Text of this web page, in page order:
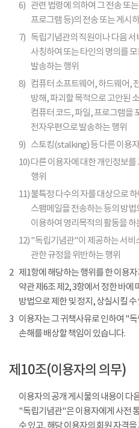
6) 관련 법령에 의하여 그 전송 또
프로그램 등)의 전송 또는 게시
7) 독립기념관의 직원이나 다음
사칭하여 또는 타인의 명의를
발송하는 행위
8) 컴퓨터 소프트웨어, 하드웨어,
방해, 파괴할 목적으로 고안된
컴퓨터 코드, 파일, 프로그램을
전자우편으로 발송하는 행위
9) 스토킹(stalking) 등 다른 이용
10)다른 이용자에 대한 개인정보
행위
11)불특정 다수의 자를 대상으로
스팸메일을 전송하는 등의 방
이용하여 영리목적의 활동을 하
12)"독립기념관"이 제공하는 서비
관한 규정을 위반하는 행위
2 제1항에 해당하는 행위를 한 이용
약관 제6조 제2, 3항에서 정한 바에
방법으로 제한 및 정지, 상실시킬 수
3 이용자는 그 귀책사유로 인하여 "
손해를 배상할 책임이 있습니다.
제10조(이용자의 의무)
이용자의 공개 게시물의 내용이 다
"독립기념관"은 이용자에게 사전
수 있고, 해당 이용자의 회원 자격